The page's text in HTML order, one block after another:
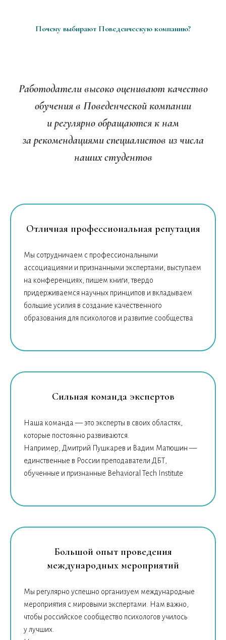
Почему выбирают Поведенческую компанию?
Работодатели высоко оценивают качество
обучения в Поведенческой компании
и регулярно обращаются к нам
за рекомендациями специалистов из числа
наших студентов
Отличная профессиональная репутация
Мы сотрудничаем с профессиональными
ассоциациями и признанными экспертами, выступаем
на конференциях, пишем книги, твердо
придерживаемся научных принципов и вкладываем
большие усилия в создание качественного
образования для психологов и развитие сообщества
Сильная команда экспертов
Наша команда — это эксперты в своих областях,
которые постоянно развиваются.
Например, Дмитрий Пушкарев и Вадим Матюшин —
единственные в России преподаватели ДБТ,
обученные и признанные Behavioral Tech Institute
Большой опыт проведения
международных мероприятий
Мы регулярно успешно организуем международные
мероприятия с мировыми экспертами. Нам важно,
чтобы российское сообщество психологов училось
у лучших.